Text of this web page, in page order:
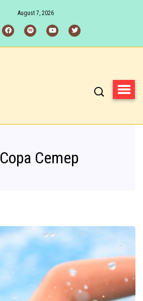
August 7, 2026
Copa Cemep